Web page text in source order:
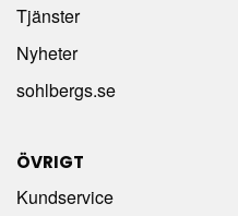
Tjänster
Nyheter
sohlbergs.se
ÖVRIGT
Kundservice